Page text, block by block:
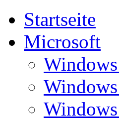
Startseite
Microsoft